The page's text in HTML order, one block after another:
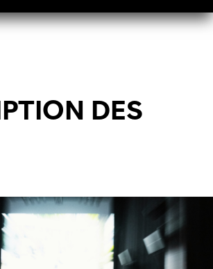
DES